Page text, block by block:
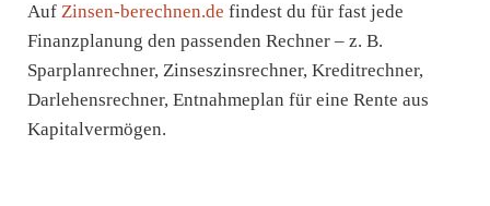
Auf Zinsen-berechnen.de findest du für fast jede
Finanzplanung den passenden Rechner – z. B.
Sparplanrechner, Zinseszinsrechner, Kreditrechner,
Darlehensrechner, Entnahmeplan für eine Rente aus
Kapitalvermögen.